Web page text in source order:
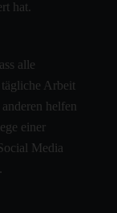
hat.
alle
Arbeit
helfen
einer
Media